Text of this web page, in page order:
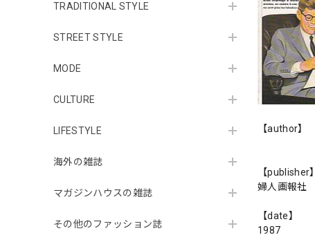
TRADITIONAL STYLE
STREET STYLE
MODE
CULTURE
LIFESTYLE
海外の雑誌
マガジンハウスの雑誌
その他のファッション誌
【author】
【publisher】
婦人画報社
【date】
1987